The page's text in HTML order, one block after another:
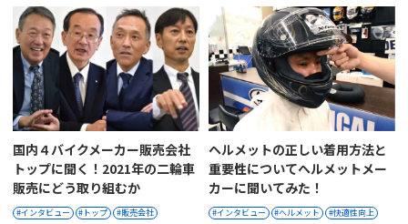
国内４バイクメーカー販売会社
トップに聞く！2021年の二輪車
販売にどう取り組むか
インタビュー トップ 販売会社
ヘルメットの正しい着用方法と
重要性についてヘルメットメー
カーに聞いてみた！
インタビュー ヘルメット 快適性向上